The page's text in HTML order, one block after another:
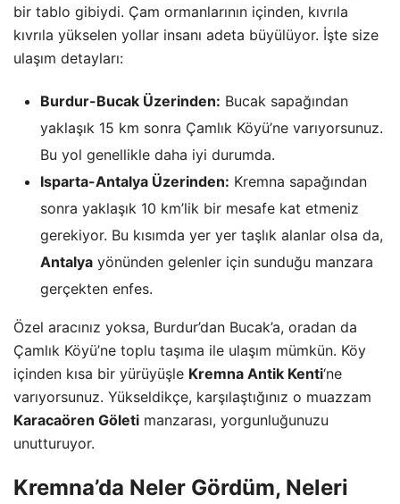
bir tablo gibiydi. Çam ormanlarının içinden, kıvrıla
kıvrıla yükselen yollar insanı adeta büyülüyor. İşte size
ulaşım detayları:
Burdur-Bucak Üzerinden: Bucak sapağından
yaklaşık 15 km sonra Çamlık Köyü’ne varıyorsunuz.
Bu yol genellikle daha iyi durumda.
Isparta-Antalya Üzerinden: Kremna sapağından
sonra yaklaşık 10 km’lik bir mesafe kat etmeniz
gerekiyor. Bu kısımda yer yer taşlık alanlar olsa da,
Antalya yönünden gelenler için sunduğu manzara
gerçekten enfes.
Özel aracınız yoksa, Burdur’dan Bucak’a, oradan da
Çamlık Köyü’ne toplu taşıma ile ulaşım mümkün. Köy
içinden kısa bir yürüyüşle Kremna Antik Kenti‘ne
varıyorsunuz. Yükseldikçe, karşılaştığınız o muazzam
Karacaören Göleti manzarası, yorgunluğunuzu
unutturuyor.
Kremna’da Neler Gördüm, Neleri